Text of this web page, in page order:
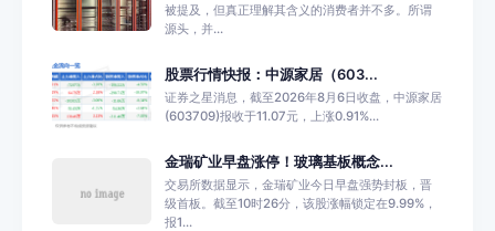
被提及，但真正理解其含义的消费者并不多。所谓
源头，并...
股票行情快报：中源家居（603...
证券之星消息，截至2026年8月6日收盘，中源家居
(603709)报收于11.07元，上涨0.91%...
金瑞矿业早盘涨停！玻璃基板概念...
交易所数据显示，金瑞矿业今日早盘强势封板，晋
级首板。截至10时26分，该股涨幅锁定在9.99%，
报1...